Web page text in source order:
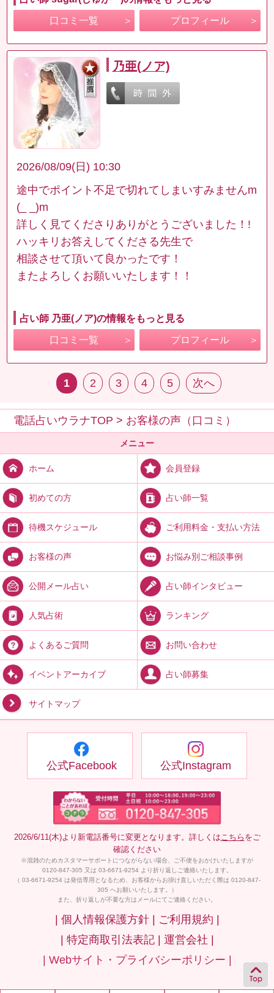
口コミ一覧 プロフィール
乃亜(ノア)
2026/08/09(日) 10:30
途中でポイント不足で切れてしまいすみませんm
(_ _)m
詳しく見てくださりありがとうございました！!
ハッキリお答えしてくださる先生で
相談させて頂いて良かったです！
またよろしくお願いいたします！！
占い師 乃亜(ノア)の情報をもっと見る
口コミ一覧 プロフィール
1 2 3 4 5 次へ
電話占いウラナTOP > お客様の声（口コミ）
メニュー
ホーム 会員登録
初めての方 占い師一覧
待機スケジュール ご利用料金・支払い方法
お客様の声 お悩み別ご相談事例
公開メール占い 占い師インタビュー
人気占術 ランキング
よくあるご質問 お問い合わせ
イベントアーカイブ 占い師募集
サイトマップ
公式Facebook 公式Instagram
2026/6/11(木)より新電話番号に変更となります。詳しくは こちら をご
確認ください
※混雑のためカスタマーサポートにつながらない場合、ご不便をおかけいたしますが
0120-847-305 又は 03-6671-9254 より折り返しご連絡いたします。
（ 03-6671-9254 は発信専用となるため、お客様からお掛け直しいただく際は 0120-847-
305 へお願いいたします。）
また、折り返しが不要な方はメールにてご連絡ください。
| 個人情報保護方針 | ご利用規約 |
| 特定商取引法表記 | 運営会社 |
| Webサイト・プライバシーポリシー |